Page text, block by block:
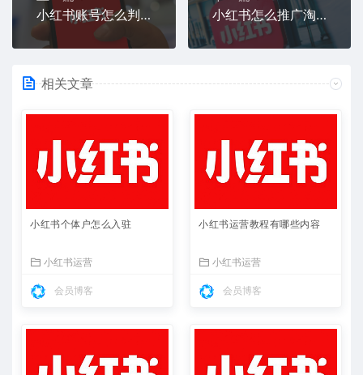
小红书账号怎么判断是否被限流
小红书怎么推广淘宝商品
相关文章
小红书个体户怎么入驻
小红书运营
会员博客
小红书运营教程有哪些内容
小红书运营
会员博客